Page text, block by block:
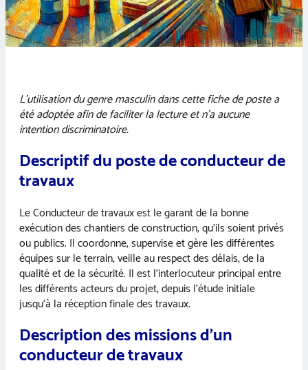
L’utilisation du genre masculin dans cette fiche de poste a
été adoptée afin de faciliter la lecture et n’a aucune
intention discriminatoire.
Descriptif du poste de conducteur de
travaux
Le Conducteur de travaux est le garant de la bonne
exécution des chantiers de construction, qu’ils soient privés
ou publics. Il coordonne, supervise et gère les différentes
équipes sur le terrain, veille au respect des délais, de la
qualité et de la sécurité. Il est l’interlocuteur principal entre
les différents acteurs du projet, depuis l’étude initiale
jusqu’à la réception finale des travaux.
Description des missions d’un
conducteur de travaux